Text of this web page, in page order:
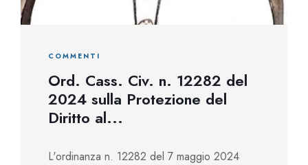
COMMENTI
Ord. Cass. Civ. n. 12282 del
2024 sulla Protezione del
Diritto al...
L'ordinanza n. 12282 del 7 maggio 2024